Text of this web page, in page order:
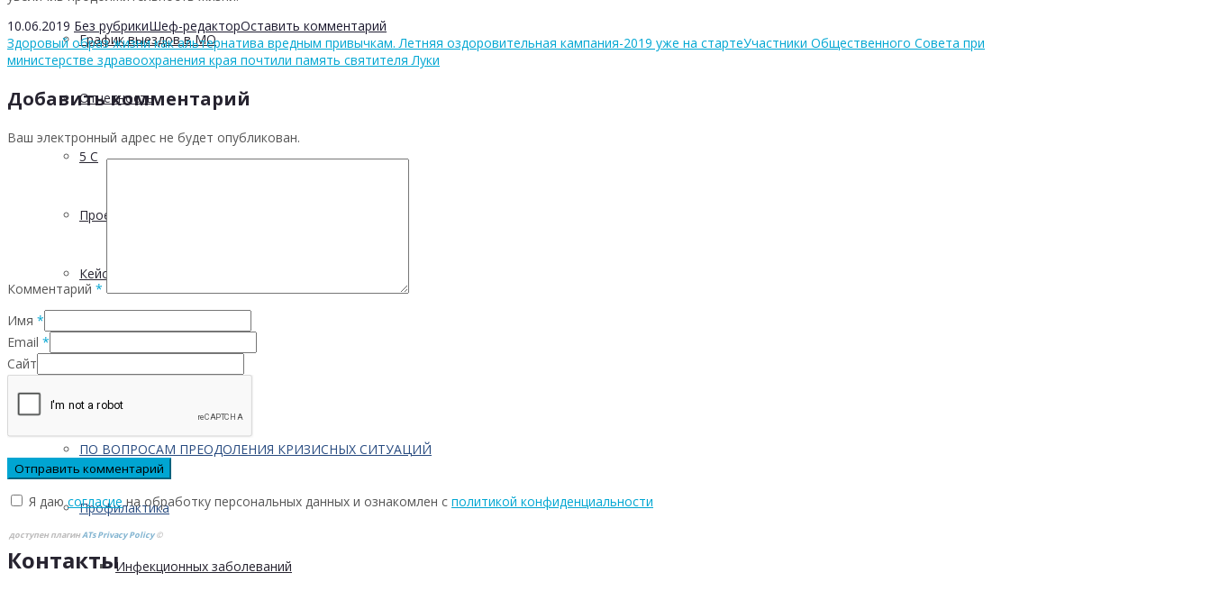
График выездов в МО
Отчетность
5 С
Проектная деятельность
Кейсы
Контактная информация
ПО ВОПРОСАМ ПРЕОДОЛЕНИЯ КРИЗИСНЫХ СИТУАЦИЙ
Профилактика
Инфекционных заболеваний
10.06.2019 Без рубрикиШеф-редакторОставить комментарий
Здоровый образ жизни как альтернатива вредным привычкам. Летняя оздоровительная кампания-2019 уже на стартеУчастники Общественного Совета при
министерстве здравоохранения края почтили память святителя Луки
Добавить комментарий
Ваш электронный адрес не будет опубликован.
Комментарий *
Имя *
Email *
Сайт
Я даюсогласиена обработку персональных данных и ознакомлен с политикой конфиденциальности
доступен плагинATs Privacy Policy©
Контакты